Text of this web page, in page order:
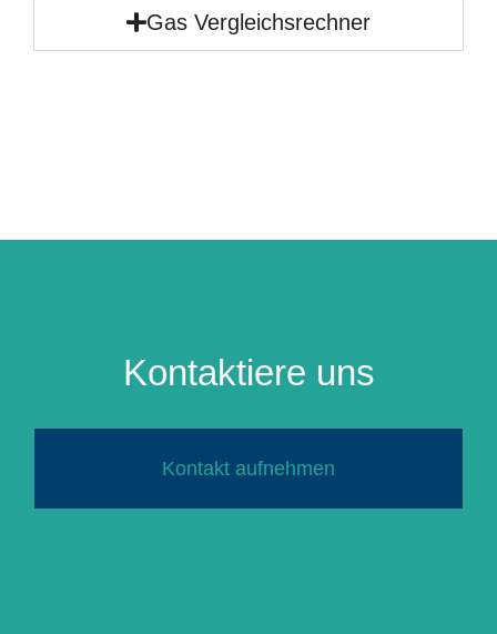
Gas Vergleichsrechner
Kontaktiere uns
Kontakt aufnehmen